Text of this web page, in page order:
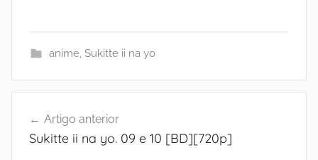
anime, Sukitte ii na yo
de
Artigo anterior
Sukitte ii na yo. 09 e 10 [BD][720p]